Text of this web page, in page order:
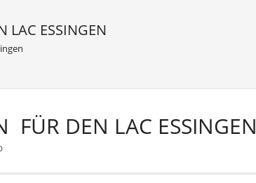
LAC ESSINGEN
FÜR DEN LAC ESSINGEN